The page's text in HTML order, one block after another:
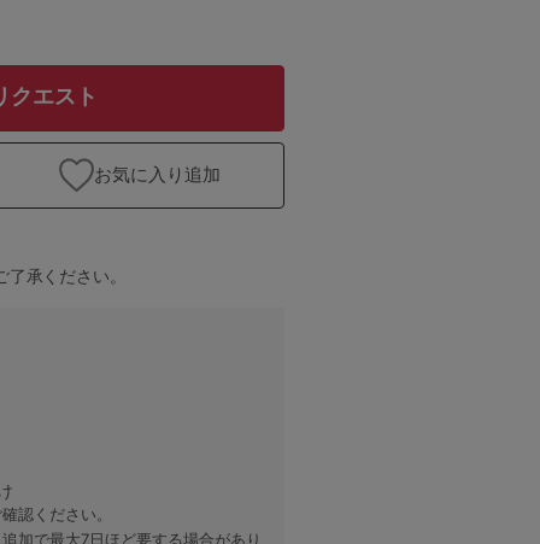
クエスト
お気に入り追加
承ください。
認ください。
加で最大7日ほど要する場合があり